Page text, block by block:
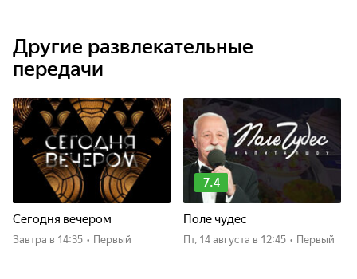
Другие развлекательные
передачи
Сегодня вечером
Завтра в 14:35 • Первый
7.4
Поле чудес
пт, 14 августа в 12:45 • Первый